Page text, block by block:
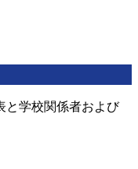
と学校関係者および